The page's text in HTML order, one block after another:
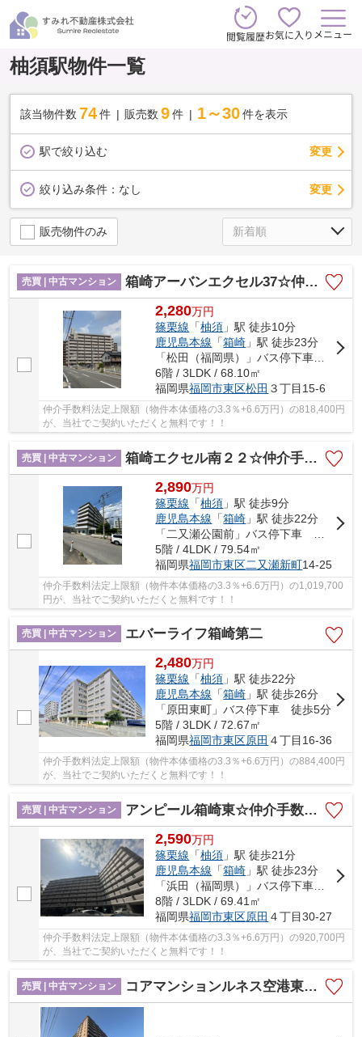
閲覧履歴お気に入り メニュー
柚須駅物件一覧
該当物件数 74件 販売数 9 件 1～30 件を表示
駅で絞り込む 変更
絞り込み条件： なし 変更
販売物件のみ
売買 | 中古マンション 箱崎アーバンエクセル37☆仲介手数料無料☆
2,280万円
篠栗線 「柚須 」駅 徒歩10分
鹿児島本線 「箱崎 」駅 徒歩23分
6階 / 3LDK / 68.10㎡
福岡県福岡市東区松田 ３丁目15-6
仲介手数料法定上限額（物件本体価格の3.3％+6.6万円）の818,400円
が、当社でご契約いただくと無料です！！
売買 | 中古マンション 箱崎エクセル南２２☆仲介手数料無料☆
2,890万円
篠栗線 「柚須 」駅 徒歩9分
鹿児島本線 「箱崎 」駅 徒歩22分
5階 / 4LDK / 79.54㎡
福岡県福岡市東区二又瀬新町14-25
仲介手数料法定上限額（物件本体価格の3.3％+6.6万円）の1,019,700
円が、当社でご契約いただくと無料です！！
売買 | 中古マンション エバーライフ箱崎第二
2,480万円
篠栗線 「柚須 」駅 徒歩22分
鹿児島本線 「箱崎 」駅 徒歩26分
「原田東町」バス停下車 徒歩5分
5階 / 3LDK / 72.67㎡
福岡県福岡市東区原田 ４丁目16-36
仲介手数料法定上限額（物件本体価格の3.3％+6.6万円）の884,400円
が、当社でご契約いただくと無料です！！
売買 | 中古マンション アンピール箱崎東☆仲介手数料無料☆
2,590万円
篠栗線 「柚須 」駅 徒歩21分
鹿児島本線 「箱崎 」駅 徒歩23分
8階 / 3LDK / 69.41㎡
福岡県福岡市東区原田 ４丁目30-27
仲介手数料法定上限額（物件本体価格の3.3％+6.6万円）の920,700円
が、当社でご契約いただくと無料です！！
売買 | 中古マンション コアマンションルネス空港東☆仲介手数料無料☆